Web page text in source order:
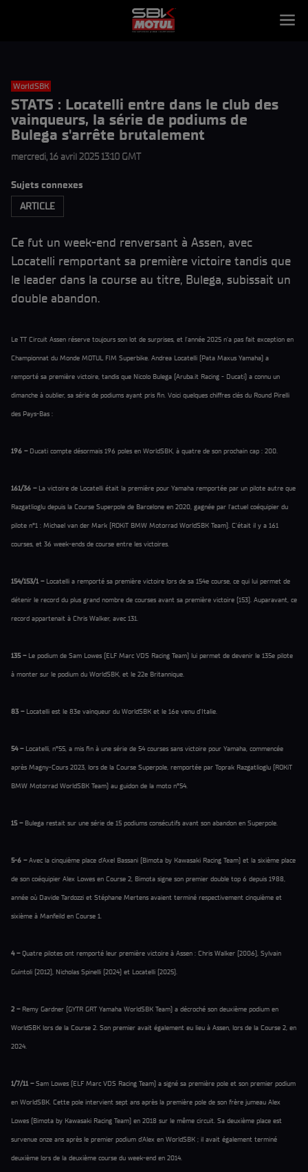
WorldSBK
STATS : Locatelli entre dans le club des
vainqueurs, la série de podiums de
Bulega s'arrête brutalement
mercredi, 16 avril 2025 13:10 GMT
Sujets connexes
ARTICLE
Ce fut un week-end renversant à Assen, avec
Locatelli remportant sa première victoire tandis que
le leader dans la course au titre, Bulega, subissait un
double abandon.
Le TT Circuit Assen réserve toujours son lot de surprises, et l'année 2025 n'a pas fait exception en
Championnat du Monde MOTUL FIM Superbike. Andrea Locatelli (Pata Maxus Yamaha) a
remporté sa première victoire, tandis que Nicolo Bulega (Aruba.it Racing - Ducati) a connu un
dimanche à oublier, sa série de podiums ayant pris fin. Voici quelques chiffres clés du Round Pirelli
des Pays-Bas :
196 – Ducati compte désormais 196 poles en WorldSBK, à quatre de son prochain cap : 200.
161/36 –La victoire de Locatelli était la première pour Yamaha remportée par un pilote autre que
Razgatlioglu depuis la Course Superpole de Barcelone en 2020, gagnée par l'actuel coéquipier du
pilote n°1 : Michael van der Mark (ROKiT BMW Motorrad WorldSBK Team). C'était il y a 161
courses, et 36 week-ends de course entre les victoires.
154/153/1 –Locatelli a remporté sa première victoire lors de sa 154e course, ce qui lui permet de
détenir le record du plus grand nombre de courses avant sa première victoire (153). Auparavant, ce
record appartenait à Chris Walker, avec 131.
135 –Le podium de Sam Lowes (ELF Marc VDS Racing Team) lui permet de devenir le 135e pilote
à monter sur le podium du WorldSBK, et le 22e Britannique.
83 –Locatelli est le 83e vainqueur du WorldSBK et le 16e venu d'Italie.
54 –Locatelli, n°55, a mis fin à une série de 54 courses sans victoire pour Yamaha, commencée
après Magny-Cours 2023, lors de la Course Superpole, remportée par Toprak Razgatlioglu (ROKiT
BMW Motorrad WorldSBK Team) au guidon de la moto n°54.
15 –Bulega restait sur une série de 15 podiums consécutifs avant son abandon en Superpole.
5-6 –Avec la cinquième place d'Axel Bassani (Bimota by Kawasaki Racing Team) et la sixième place
de son coéquipier Alex Lowes en Course 2, Bimota signe son premier double top 6 depuis 1988,
année où Davide Tardozzi et Stéphane Mertens avaient terminé respectivement cinquième et
sixième à Manfeild en Course 1.
4 –Quatre pilotes ont remporté leur première victoire à Assen : Chris Walker (2006), Sylvain
Guintoli (2012), Nicholas Spinelli (2024) et Locatelli (2025).
2 – Remy Gardner (GYTR GRT Yamaha WorldSBK Team) a décroché son deuxième podium en
WorldSBK lors de la Course 2. Son premier avait également eu lieu à Assen, lors de la Course 2, en
2024.
1/7/11 –Sam Lowes (ELF Marc VDS Racing Team) a signé sa première pole et son premier podium
en WorldSBK. Cette pole intervient sept ans après la première pole de son frère jumeau Alex
Lowes (Bimota by Kawasaki Racing Team) en 2018 sur le même circuit. Sa deuxième place est
survenue onze ans après le premier podium d'Alex en WorldSBK ; il avait également terminé
deuxième lors de la deuxième course du week-end en 2014.